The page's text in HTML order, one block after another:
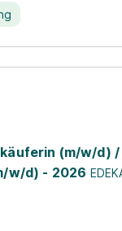
(m/w/d)
w/d) - 2026